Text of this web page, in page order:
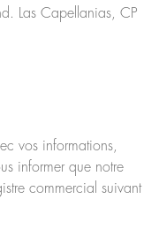
Las Capellanias, CP
vos informations,
informer que notre
commercial suivant